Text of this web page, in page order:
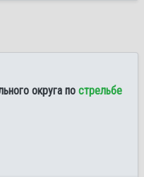
округа по стрельбе